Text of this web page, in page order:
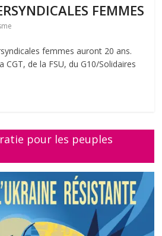
FEMMES
femmes auront 20 ans.
CGT, de la FSU, du G10/Solidaires
pour les peuples